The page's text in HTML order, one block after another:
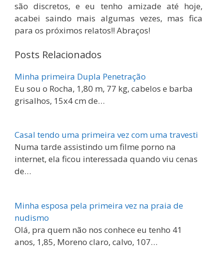
são discretos, e eu tenho amizade até hoje,
acabei saindo mais algumas vezes, mas fica
para os próximos relatos!! Abraços!
Posts Relacionados
Minha primeira Dupla Penetração
Eu sou o Rocha, 1,80 m, 77 kg, cabelos e barba
grisalhos, 15x4 cm de…
Casal tendo uma primeira vez com uma travesti
Numa tarde assistindo um filme porno na
internet, ela ficou interessada quando viu cenas
de…
Minha esposa pela primeira vez na praia de
nudismo
Olá, pra quem não nos conhece eu tenho 41
anos, 1,85, Moreno claro, calvo, 107…